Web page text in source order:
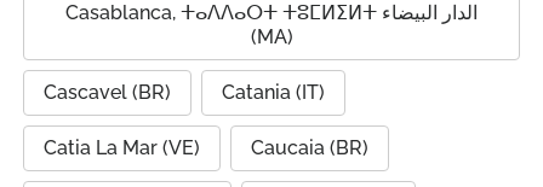
Casablanca, ⵜⴰⴷⴷⴰⵔⵜ ⵜⵓⵎⵍⵉⵍⵜ الدار البيضاء
(MA)
Cascavel (BR) Catania (IT)
Catia La Mar (VE) Caucaia (BR)